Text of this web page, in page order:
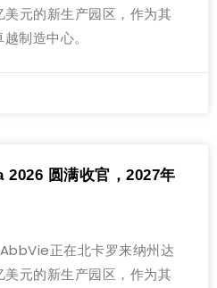
元的新生产园区，作为其
制造中心。
圆满收官，2027年
正在北卡罗来纳州达
元的新生产园区，作为其